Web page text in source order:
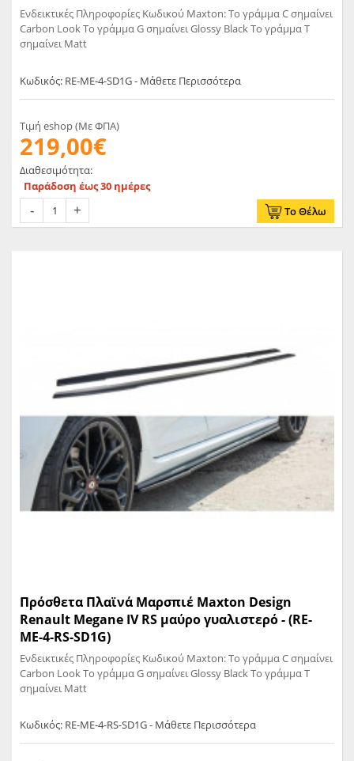
Ενδεικτικές Πληροφορίες Κωδικού Maxton: Το γράμμα C σημαίνει
Carbon Look Το γράμμα G σημαίνει Glossy Black Το γράμμα T
σημαίνει Matt
Κωδικός: RE-ME-4-SD1G - Μάθετε Περισσότερα
Τιμή eshop (Με ΦΠΑ)
219,00€
Διαθεσιμότητα:
Παράδοση έως 30 ημέρες
Το Θέλω
Πρόσθετα Πλαϊνά Μαρσπιέ Maxton Design
Renault Megane IV RS μαύρο γυαλιστερό - (RE-
ME-4-RS-SD1G)
Ενδεικτικές Πληροφορίες Κωδικού Maxton: Το γράμμα C σημαίνει
Carbon Look Το γράμμα G σημαίνει Glossy Black Το γράμμα T
σημαίνει Matt
Κωδικός: RE-ME-4-RS-SD1G - Μάθετε Περισσότερα